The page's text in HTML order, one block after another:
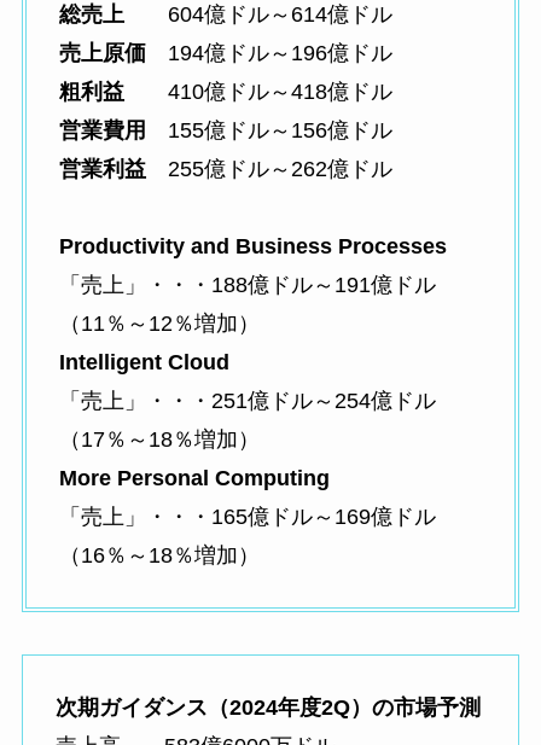
総売上 604億ドル～614億ドル
売上原価194億ドル～196億ドル
粗利益
410億ドル～418億ドル
営業費用
155億ドル～156億ドル
営業利益255億ドル～262億ドル
Productivity and Business Processes
「売上」・・・188億ドル～191億ドル
（11％～12％増加）
Intelligent Cloud
「売上」・・・251億ドル～254億ドル
（17％～18％増加）
More Personal Computing
「売上」・・・165億ドル～169億ドル
（16％～18％増加）
次期ガイダンス（2024年度2Q）の市場予測